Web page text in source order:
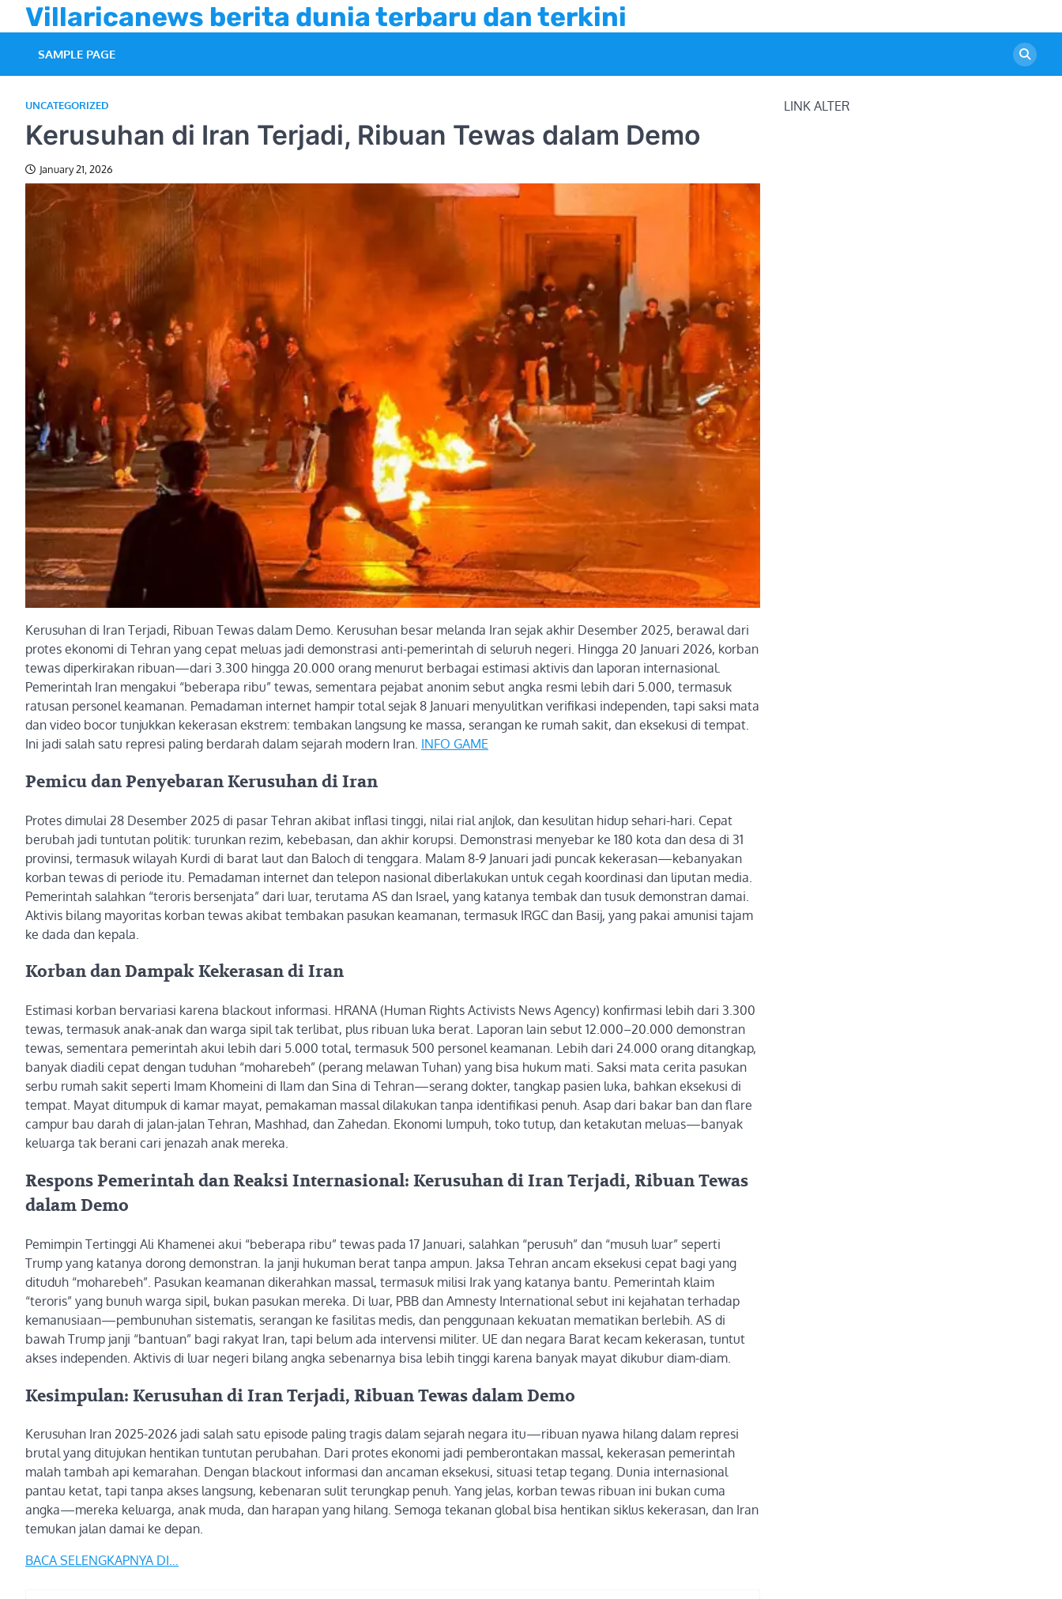
content
Villaricanews berita dunia terbaru dan terkini
SAMPLE PAGE
UNCATEGORIZED
Kerusuhan di Iran Terjadi, Ribuan Tewas dalam Demo
January 21, 2026
Kerusuhan di Iran Terjadi, Ribuan Tewas dalam Demo. Kerusuhan besar melanda Iran sejak akhir Desember 2025, berawal dari
protes ekonomi di Tehran yang cepat meluas jadi demonstrasi anti-pemerintah di seluruh negeri. Hingga 20 Januari 2026, korban
tewas diperkirakan ribuan—dari 3.300 hingga 20.000 orang menurut berbagai estimasi aktivis dan laporan internasional.
Pemerintah Iran mengakui “beberapa ribu” tewas, sementara pejabat anonim sebut angka resmi lebih dari 5.000, termasuk
ratusan personel keamanan. Pemadaman internet hampir total sejak 8 Januari menyulitkan verifikasi independen, tapi saksi mata
dan video bocor tunjukkan kekerasan ekstrem: tembakan langsung ke massa, serangan ke rumah sakit, dan eksekusi di tempat.
Ini jadi salah satu represi paling berdarah dalam sejarah modern Iran. INFO GAME
Pemicu dan Penyebaran Kerusuhan di Iran
Protes dimulai 28 Desember 2025 di pasar Tehran akibat inflasi tinggi, nilai rial anjlok, dan kesulitan hidup sehari-hari. Cepat
berubah jadi tuntutan politik: turunkan rezim, kebebasan, dan akhir korupsi. Demonstrasi menyebar ke 180 kota dan desa di 31
provinsi, termasuk wilayah Kurdi di barat laut dan Baloch di tenggara. Malam 8-9 Januari jadi puncak kekerasan—kebanyakan
korban tewas di periode itu. Pemadaman internet dan telepon nasional diberlakukan untuk cegah koordinasi dan liputan media.
Pemerintah salahkan “teroris bersenjata” dari luar, terutama AS dan Israel, yang katanya tembak dan tusuk demonstran damai.
Aktivis bilang mayoritas korban tewas akibat tembakan pasukan keamanan, termasuk IRGC dan Basij, yang pakai amunisi tajam
ke dada dan kepala.
Korban dan Dampak Kekerasan di Iran
Estimasi korban bervariasi karena blackout informasi. HRANA (Human Rights Activists News Agency) konfirmasi lebih dari 3.300
tewas, termasuk anak-anak dan warga sipil tak terlibat, plus ribuan luka berat. Laporan lain sebut 12.000–20.000 demonstran
tewas, sementara pemerintah akui lebih dari 5.000 total, termasuk 500 personel keamanan. Lebih dari 24.000 orang ditangkap,
banyak diadili cepat dengan tuduhan “moharebeh” (perang melawan Tuhan) yang bisa hukum mati. Saksi mata cerita pasukan
serbu rumah sakit seperti Imam Khomeini di Ilam dan Sina di Tehran—serang dokter, tangkap pasien luka, bahkan eksekusi di
tempat. Mayat ditumpuk di kamar mayat, pemakaman massal dilakukan tanpa identifikasi penuh. Asap dari bakar ban dan flare
campur bau darah di jalan-jalan Tehran, Mashhad, dan Zahedan. Ekonomi lumpuh, toko tutup, dan ketakutan meluas—banyak
keluarga tak berani cari jenazah anak mereka.
Respons Pemerintah dan Reaksi Internasional: Kerusuhan di Iran Terjadi, Ribuan Tewas
dalam Demo
Pemimpin Tertinggi Ali Khamenei akui “beberapa ribu” tewas pada 17 Januari, salahkan “perusuh” dan “musuh luar” seperti
Trump yang katanya dorong demonstran. Ia janji hukuman berat tanpa ampun. Jaksa Tehran ancam eksekusi cepat bagi yang
dituduh “moharebeh”. Pasukan keamanan dikerahkan massal, termasuk milisi Irak yang katanya bantu. Pemerintah klaim
“teroris” yang bunuh warga sipil, bukan pasukan mereka. Di luar, PBB dan Amnesty International sebut ini kejahatan terhadap
kemanusiaan—pembunuhan sistematis, serangan ke fasilitas medis, dan penggunaan kekuatan mematikan berlebih. AS di
bawah Trump janji “bantuan” bagi rakyat Iran, tapi belum ada intervensi militer. UE dan negara Barat kecam kekerasan, tuntut
akses independen. Aktivis di luar negeri bilang angka sebenarnya bisa lebih tinggi karena banyak mayat dikubur diam-diam.
Kesimpulan: Kerusuhan di Iran Terjadi, Ribuan Tewas dalam Demo
Kerusuhan Iran 2025-2026 jadi salah satu episode paling tragis dalam sejarah negara itu—ribuan nyawa hilang dalam represi
brutal yang ditujukan hentikan tuntutan perubahan. Dari protes ekonomi jadi pemberontakan massal, kekerasan pemerintah
malah tambah api kemarahan. Dengan blackout informasi dan ancaman eksekusi, situasi tetap tegang. Dunia internasional
pantau ketat, tapi tanpa akses langsung, kebenaran sulit terungkap penuh. Yang jelas, korban tewas ribuan ini bukan cuma
angka—mereka keluarga, anak muda, dan harapan yang hilang. Semoga tekanan global bisa hentikan siklus kekerasan, dan Iran
temukan jalan damai ke depan.
BACA SELENGKAPNYA DI…
LINK ALTER